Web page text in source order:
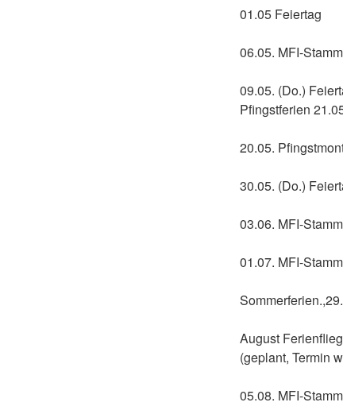
01.05 Feiertag
06.05. MFI-
09.05. (Do.)
Pfingstferien
20.05.
30.05. (Do.)
03.06. MFI-
01.07. MFI-
August
(geplant, Termin
05.08. MFI-